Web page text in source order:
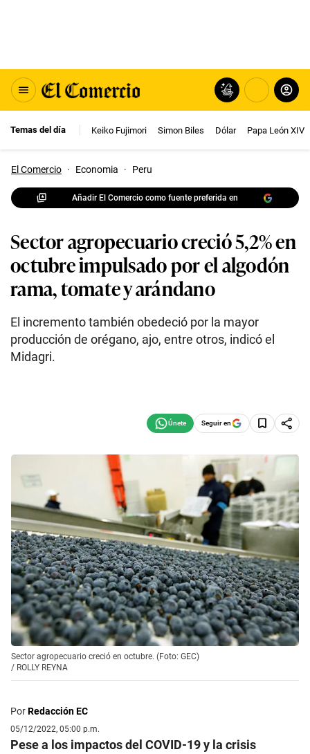
Temas del día Keiko Fujimori Simon Biles Dólar Papa León XIV
El Comercio · Economia · Peru
Añadir El Comercio como fuente preferida en
Sector agropecuario creció 5,2% en
octubre impulsado por el algodón
rama, tomate y arándano
El incremento también obedeció por la mayor
producción de orégano, ajo, entre otros, indicó el
Midagri.
Seguir en
Sector agropecuario creció en octubre. (Foto: GEC)
/ ROLLY REYNA
PorRedacción EC
05/12/2022, 05:00 p.m.
Pese a los impactos del COVID-19 y la crisis